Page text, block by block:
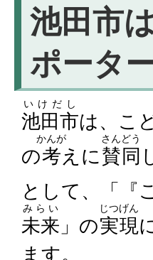
池田市
ポータ
池田市
いけだし
は、こ
の考
かんが
えに賛同
さんどう
として、「『
未来
みらい
」の実現
じつげん
ます。